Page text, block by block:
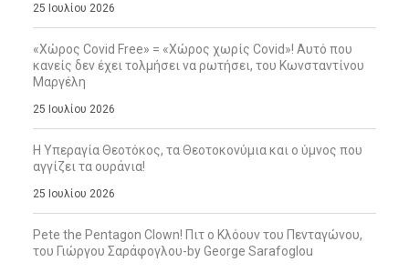
25 Ιουλίου 2026
«Χώρος Covid Free» = «Χώρος χωρίς Covid»! Αυτό που
κανείς δεν έχει τολμήσει να ρωτήσει, του Κωνσταντίνου
Μαργέλη
25 Ιουλίου 2026
Η Υπεραγία Θεοτόκος, τα Θεοτοκονύμια και ο ύμνος που
αγγίζει τα ουράνια!
25 Ιουλίου 2026
Pete the Pentagon Clown! Πιτ ο Κλόουν του Πενταγώνου,
του Γιώργου Σαράφογλου-by George Sarafoglou